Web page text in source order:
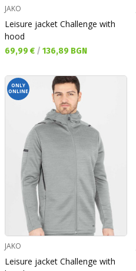
JAKO
Leisure jacket Challenge with
hood
Текуща цена:
69,99 € / 136,89 BGN
ONLY
ONLINE
JAKO
Leisure jacket Challenge with